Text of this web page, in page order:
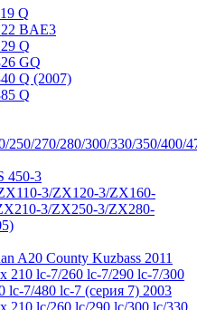
Q
BAE3
Q
GQ
Q (2007)
Q
250/270/280/300/330/350/400/
450-3
3/ZX120-3/ZX160-
3/ZX250-3/ZX280-
A20 County Kuzbass 2011
210 lc-7/260 lc-7/290 lc-7/300
lc-7/480 lc-7 (серия 7) 2003
210 lc/260 lc/290 lc/300 lc/330